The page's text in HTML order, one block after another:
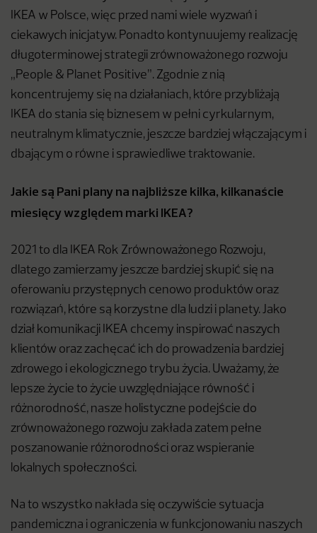
IKEA w Polsce, więc przed nami wiele wyzwań i
ciekawych inicjatyw. Ponadto kontynuujemy realizację
długoterminowej strategii zrównoważonego rozwoju
„People & Planet Positive”. Zgodnie z nią
koncentrujemy się na działaniach, które przybliżają
IKEA do stania się biznesem w pełni cyrkularnym,
neutralnym klimatycznie, jeszcze bardziej włączającym i
dbającym o równe i sprawiedliwe traktowanie.
Jakie są Pani plany na najbliższe kilka, kilkanaście
miesięcy względem marki IKEA?
2021 to dla IKEA Rok Zrównoważonego Rozwoju,
dlatego zamierzamy jeszcze bardziej skupić się na
oferowaniu przystępnych cenowo produktów oraz
rozwiązań, które są korzystne dla ludzi i planety. Jako
dział komunikacji IKEA chcemy inspirować naszych
klientów oraz zachęcać ich do prowadzenia bardziej
zdrowego i ekologicznego trybu życia. Uważamy, że
lepsze życie to życie uwzględniające równość i
różnorodność, nasze holistyczne podejście do
zrównoważonego rozwoju zakłada zatem pełne
poszanowanie różnorodności oraz wspieranie
lokalnych społeczności.
Na to wszystko nakłada się oczywiście sytuacja
pandemiczna i ograniczenia w funkcjonowaniu naszych